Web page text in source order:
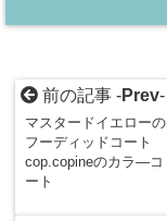
前の記事 -Prev-
マスタードイエローの
フーディッドコート
cop.copineのカラ―コ
ート